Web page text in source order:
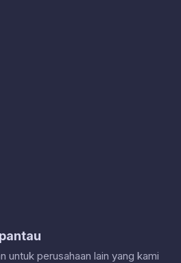
untuk perusahaan lain yang kami